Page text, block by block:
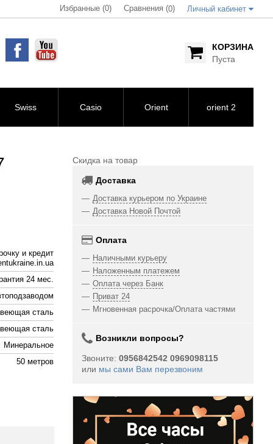
Избранные (0) Сравнения (0) Личный кабинет
КОРЗИНА
Пуста
Swiss Casio Orient orient 2
и кредит
24 мес.
сталь
сталь
Минеральное
50 метров
Скидка на товар
Доставка
Доставка курьером по Украине
Доставка Новой Почтой
Оплата
Наличными курьеру
Наложенным платежем
Оплата через Банк
Приват 24
Мгновенная расрочка/Оплата частями
Возникли вопросы?
Звоните: 0956842542 0969098115
или мы сами Вам перезвоним